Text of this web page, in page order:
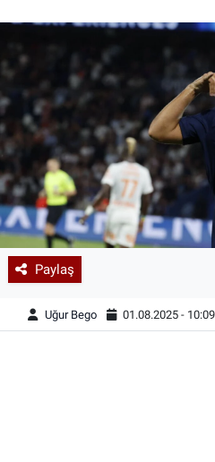
Paylaş
Uğur Bego 01.08.2025 - 10:09